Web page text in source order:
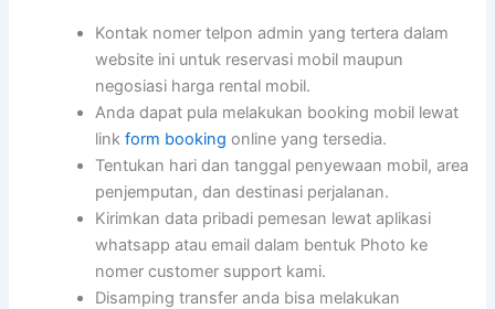
Kontak nomer telpon admin yang tertera dalam
website ini untuk reservasi mobil maupun
negosiasi harga rental mobil.
Anda dapat pula melakukan booking mobil lewat
linkform booking online yang tersedia.
Tentukan hari dan tanggal penyewaan mobil, area
penjemputan, dan destinasi perjalanan.
Kirimkan data pribadi pemesan lewat aplikasi
whatsapp atau email dalam bentuk Photo ke
nomer customer support kami.
Disamping transfer anda bisa melakukan